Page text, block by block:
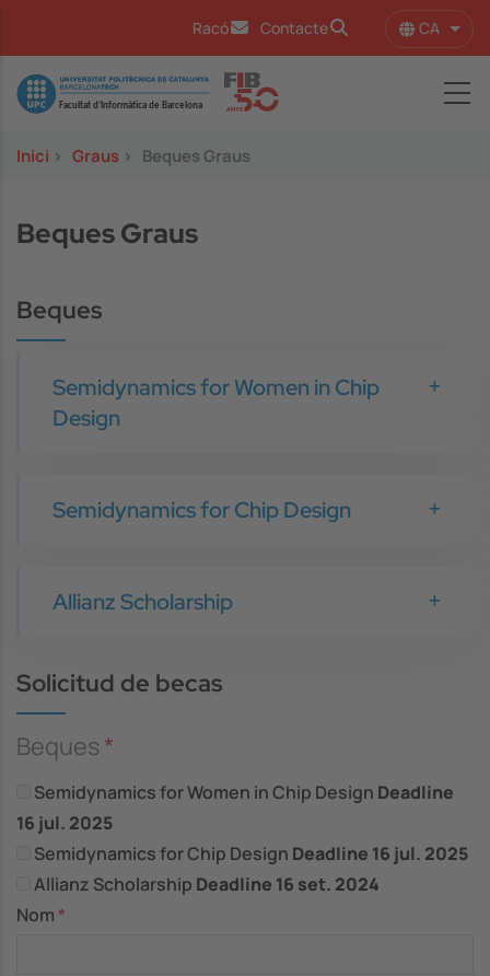
Racó Contacte CA
Image
Inici > Graus > Beques Graus
Beques Graus
Beques
Semidynamics for Women in Chip
Design
Semidynamics for Chip Design
Allianz Scholarship
Solicitud de becas
Beques
Semidynamics for Women in Chip Design Deadline
16 jul. 2025
Semidynamics for Chip Design Deadline 16 jul. 2025
Allianz Scholarship Deadline 16 set. 2024
Nom